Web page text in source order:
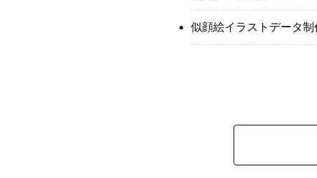
似顔絵イラストデータ制